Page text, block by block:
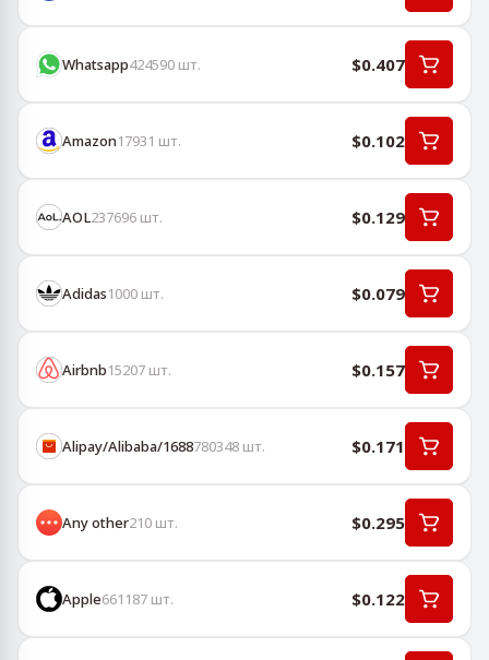
Whatsapp424590 шт. $0.407
Amazon17931 шт. $0.102
AOL237696 шт. $0.129
Adidas1000 шт. $0.079
Airbnb15207 шт. $0.157
Alipay/Alibaba/1688780348 шт. $0.171
Any other210 шт. $0.295
Apple661187 шт. $0.122